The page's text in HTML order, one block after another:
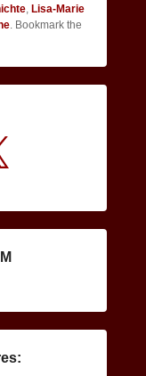
, Lisa-Marie
. Bookmark the